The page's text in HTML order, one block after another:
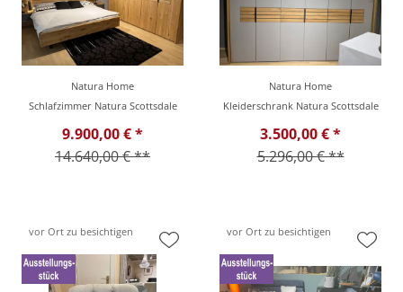
Natura Home
Schlafzimmer Natura Scottsdale
9.900,00 € *
14.640,00 € **
Natura Home
Kleiderschrank Natura Scottsdale
3.500,00 € *
5.296,00 € **
vor Ort zu besichtigen vor Ort zu besichtigen